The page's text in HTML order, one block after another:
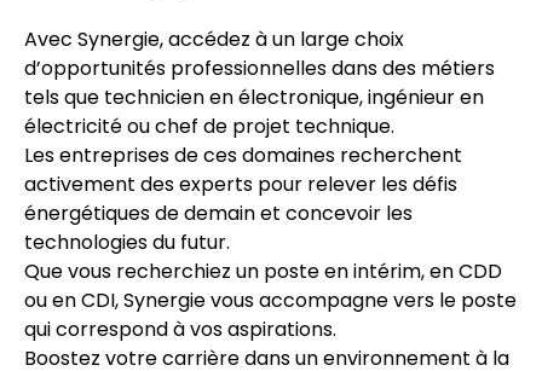
Avec Synergie, accédez à un large choix
d’opportunités professionnelles dans des métiers
tels que technicien en électronique, ingénieur en
électricité ou chef de projet technique.
Les entreprises de ces domaines recherchent
activement des experts pour relever les défis
énergétiques de demain et concevoir les
technologies du futur.
Que vous recherchiez un poste en intérim, en CDD
ou en CDI, Synergie vous accompagne vers le poste
qui correspond à vos aspirations.
Boostez votre carrière dans un environnement à la